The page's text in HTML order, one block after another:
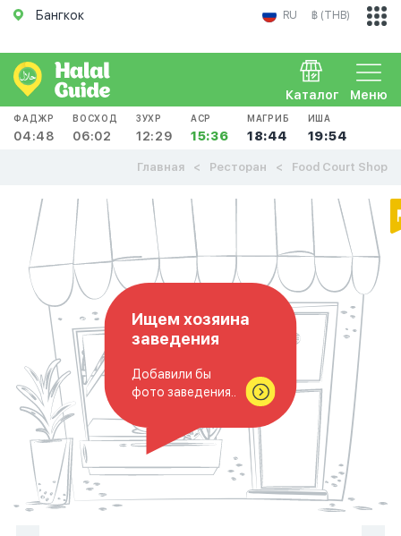
Бангкок RU ฿ (THB)
Меню
Каталог
ФАДЖР
04:48
ВОСХОД
06:02
ЗУХР
12:29
АСР
15:36
МАГРИБ
18:44
ИША
19:54
Главная Ресторан Food Court Shop
Ищем хозяина
заведения
Добавили бы
фото заведения..